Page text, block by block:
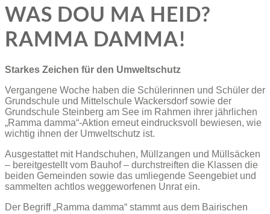
WAS DOU MA HEID?
RAMMA DAMMA!
Starkes Zeichen für den Umweltschutz
Vergangene Woche haben die Schülerinnen und Schüler der
Grundschule und Mittelschule Wackersdorf sowie der
Grundschule Steinberg am See im Rahmen ihrer jährlichen
„Ramma damma“-Aktion erneut eindrucksvoll bewiesen, wie
wichtig ihnen der Umweltschutz ist.
Ausgestattet mit Handschuhen, Müllzangen und Müllsäcken
– bereitgestellt vom Bauhof – durchstreiften die Klassen die
beiden Gemeinden sowie das umliegende Seengebiet und
sammelten achtlos weggeworfenen Unrat ein.
Der Begriff „Ramma damma“ stammt aus dem Bairischen